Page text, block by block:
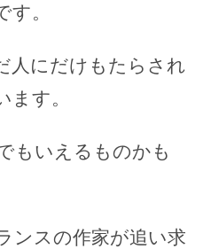
。
人にだけもたらされ
ます。
もいえるものかも
ンスの作家が追い求